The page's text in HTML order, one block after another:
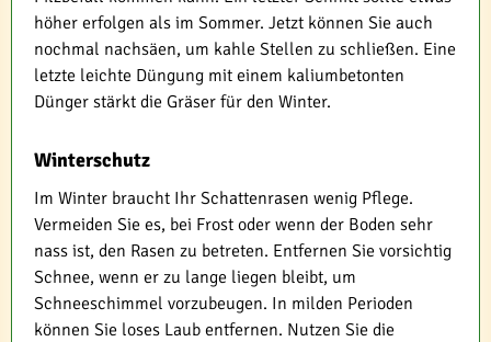
höher erfolgen als im Sommer. Jetzt können Sie auch
nochmal nachsäen, um kahle Stellen zu schließen. Eine
letzte leichte Düngung mit einem kaliumbetonten
Dünger stärkt die Gräser für den Winter.
Winterschutz
Im Winter braucht Ihr Schattenrasen wenig Pflege.
Vermeiden Sie es, bei Frost oder wenn der Boden sehr
nass ist, den Rasen zu betreten. Entfernen Sie vorsichtig
Schnee, wenn er zu lange liegen bleibt, um
Schneeschimmel vorzubeugen. In milden Perioden
können Sie loses Laub entfernen. Nutzen Sie die